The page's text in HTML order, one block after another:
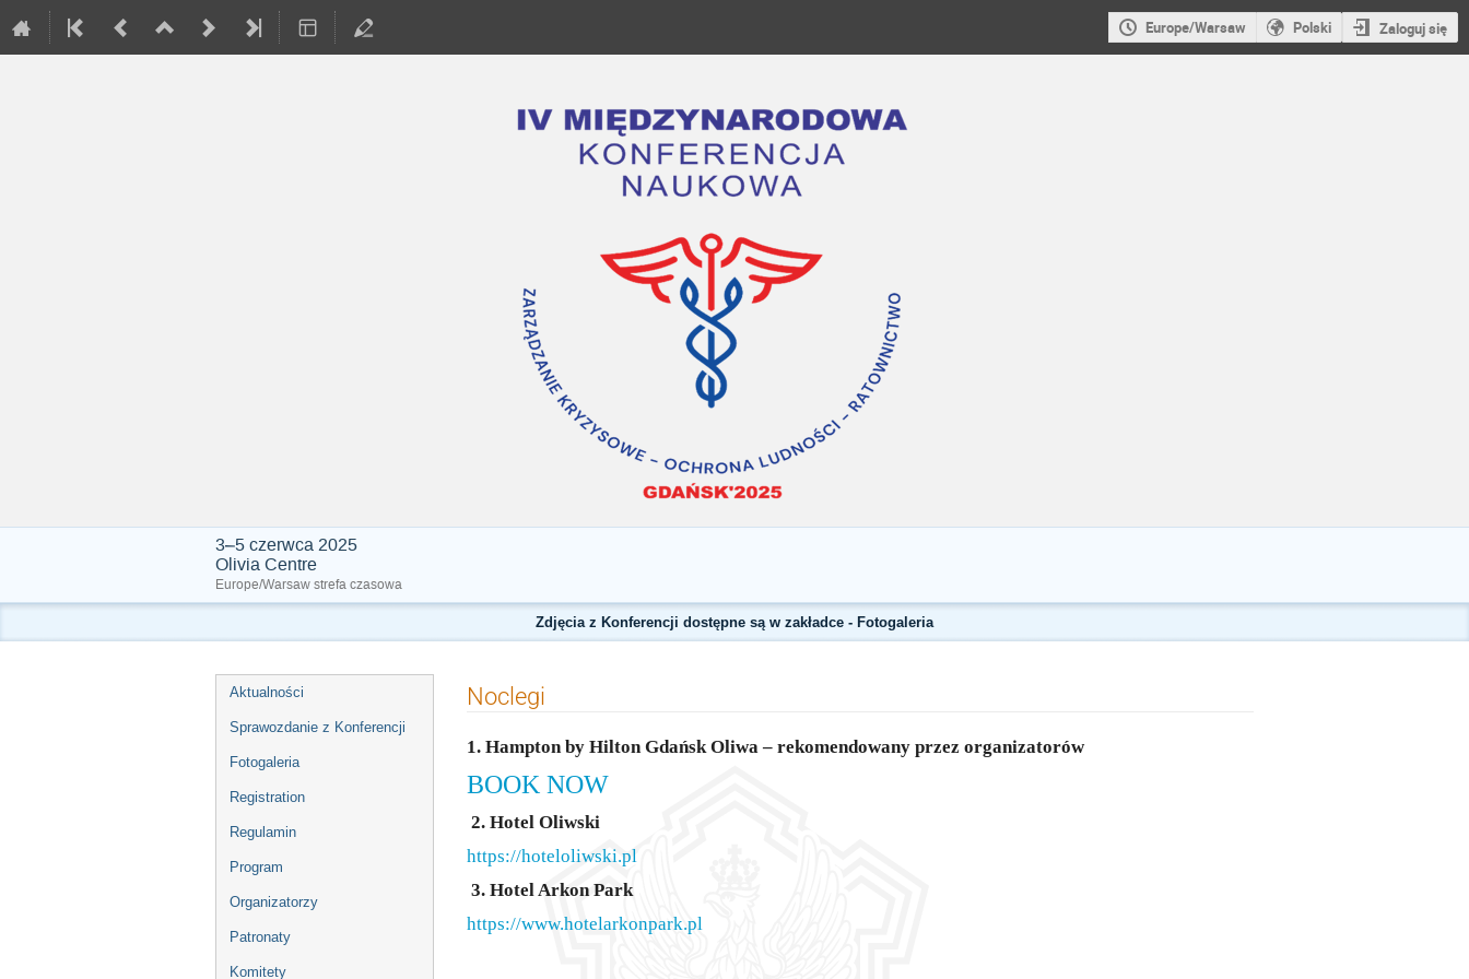
Europe/Warsaw Polski Zaloguj się
3–5 czerwca 2025
Olivia Centre
Europe/Warsaw strefa czasowa
Zdjęcia z Konferencji dostępne są w zakładce - Fotogaleria
Event
menu
Aktualności
Sprawozdanie z Konferencji
Fotogaleria
Registration
Regulamin
Program
Organizatorzy
Patronaty
Komitety
Noclegi
1. Hampton by Hilton Gdańsk Oliwa – rekomendowany przez organizatorów
BOOK NOW
2. Hotel Oliwski
https://hoteloliwski.pl
3. Hotel Arkon Park
https://www.hotelarkonpark.pl